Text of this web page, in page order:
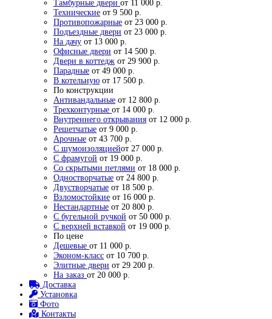
Тамбурные двери от 11 000 р.
Технические от 9 500 р.
Противопожарные от 23 000 р.
Подъездные двери от 23 000 р.
На дачу от 13 000 р.
Офисные двери от 14 500 р.
Двери в коттедж от 29 900 р.
Парадные от 49 000 р.
В котельную от 17 500 р.
По конструкции
Антивандальные от 12 800 р.
Трехконтурные от 14 000 р.
Внутреннего открывания от 12 000 р.
Решетчатые от 9 000 р.
Арочные от 43 700 р.
С шумоизоляциейот 27 000 р.
С фрамугой от 19 000 р.
Со скрытыми петлями от 18 000 р.
Одностворчатые от 24 800 р.
Двустворчатые от 18 500 р.
Взломостойкие от 16 000 р.
Нестандартные от 20 800 р.
С бугельной ручкой от 50 000 р.
С верхней вставкой от 19 000 р.
По цене
Дешевые от 11 000 р.
Эконом-класс от 10 700 р.
Элитные двери от 29 200 р.
На заказ от 20 000 р.
Доставка
Установка
Фото
Контакты